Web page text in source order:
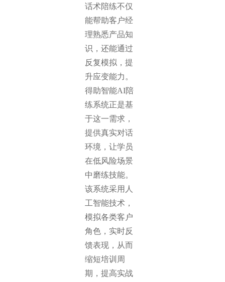
话术陪练不仅
能帮助客户经
理熟悉产品知
识，还能通过
反复模拟，提
升应变能力。
得助智能AI陪
练系统正是基
于这一需求，
提供真实对话
环境，让学员
在低风险场景
中磨练技能。
该系统采用人
工智能技术，
模拟各类客户
角色，实时反
馈表现，从而
缩短培训周
期，提高实战